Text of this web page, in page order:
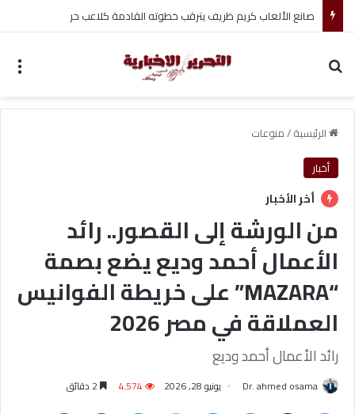
صانع الألعاب كريم ظريف يترقب خطوته القادمة كلاعب حر
الرئيسية/منوعات
أخبار
أخر الأخبار
من الورشة إلى القصور.. رائد
الأعمال أحمد وديع يضع بصمة
“MAZARA” على خريطة الفوانيس
العملاقة في مصر 2026
رائد الأعمال أحمد وديع
Dr. ahmed osama يونيو 28, 2026 4٬574